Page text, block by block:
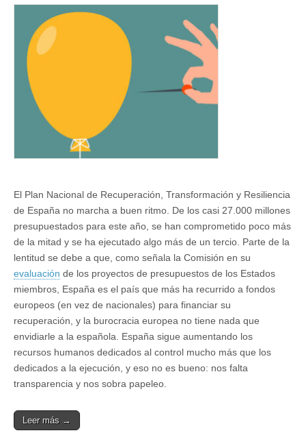
El Plan Nacional de Recuperación, Transformación y Resiliencia
de España no marcha a buen ritmo. De los casi 27.000 millones
presupuestados para este año, se han comprometido poco más
de la mitad y se ha ejecutado algo más de un tercio. Parte de la
lentitud se debe a que, como señala la Comisión en su
evaluación de los proyectos de presupuestos de los Estados
miembros, España es el país que más ha recurrido a fondos
europeos (en vez de nacionales) para financiar su
recuperación, y la burocracia europea no tiene nada que
envidiarle a la española. España sigue aumentando los
recursos humanos dedicados al control mucho más que los
dedicados a la ejecución, y eso no es bueno: nos falta
transparencia y nos sobra papeleo.
Leer más →